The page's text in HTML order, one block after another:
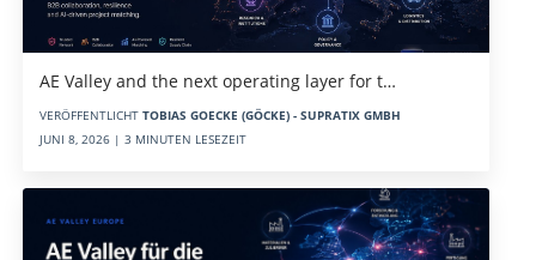
AE Valley and the next operating layer for t…
VERÖFFENTLICHT TOBIAS GOECKE (GÖCKE) - SUPRATIX GMBH
JUNI 8, 2026 | 3 MINUTEN LESEZEIT